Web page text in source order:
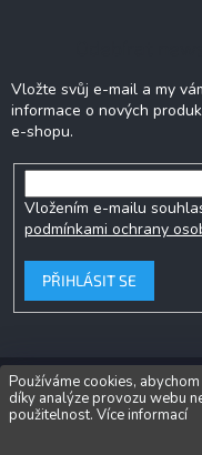
Používáme cookies,
díky analýze provozu webu
použitelnost. Více informací
Vložte svůj e-mail a my
informace o nových
e-shopu.
Vložením e-mailu
podmínkami ochrany
PŘIHLÁSIT SE
Copyright 2026